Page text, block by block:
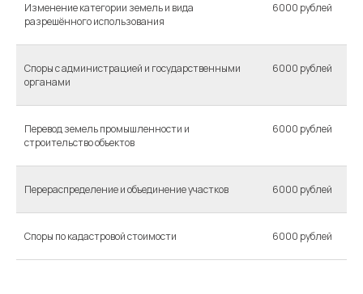
Изменение категории земель и вида
разрешённого использования
6000 рублей
Споры с администрацией и государственными
органами
6000 рублей
Перевод земель промышленности и
строительство объектов
6000 рублей
Перераспределение и объединение участков 6000 рублей
Споры по кадастровой стоимости 6000 рублей